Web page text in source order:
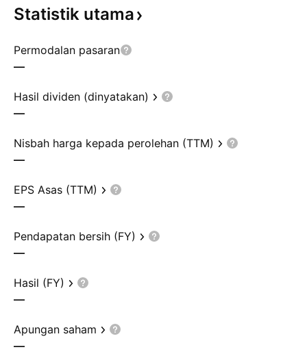
Statistik utama
Permodalan pasaran
—
Hasil dividen (dinyatakan)
—
Nisbah harga kepada perolehan (TTM)
—
EPS Asas (TTM)
—
Pendapatan bersih (FY)
—
Hasil (FY)
—
Apungan saham
—